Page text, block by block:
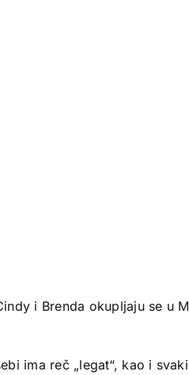
i Brenda okupljaju se u
ima reč „legat“, kao i